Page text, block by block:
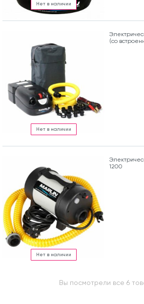
Нет в наличии
Нет в наличии
(со
Нет в наличии
1200
Вы посмотрели все 6